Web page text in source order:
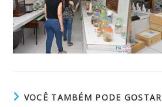
VOCÊ TAMBÉM PODE GOSTAR